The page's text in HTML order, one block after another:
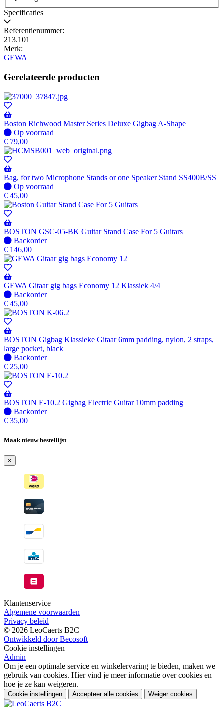
verzonden
beschikbaar
Specificaties
Referentienummer:
213.101
Merk:
GEWA
Gerelateerde producten
Boston Richwood Master Series Deluxe Gigbag A-Shape
Op
voorraad
Op voorraad
€ 79,00
Bag, for two Microphone Stands or one Speaker Stand SS400B/SS
Op
voorraad
Op voorraad
€ 45,00
BOSTON GSC-05-BK Guitar Stand Case For 5 Guitars
Niet
op
voorraad
-
Wordt
verzonden
wanneer
beschikbaar
Backorder
€ 146,00
GEWA Gitaar gig bags Economy 12 Klassiek 4/4
Niet
op
voorraad
-
Wordt
verzonden
wanneer
beschikbaar
Backorder
€ 45,00
BOSTON Gigbag Klassieke Gitaar 6mm padding, nylon, 2 straps,
large pocket, black
Niet
op
voorraad
-
Wordt
verzonden
wanneer
beschikbaar
Backorder
€ 25,00
BOSTON E-10.2 Gigbag Electric Guitar 10mm padding
Niet
op
-
verzonden
wanneer
beschikbaar
Backorder
€ 35,00
Maak nieuw bestellijst
×
Klantenservice
Algemene voorwaarden
Privacy beleid
© 2026 LeoCaerts B2C
Ontwikkeld door Becosoft
Cookie instellingen
Admin
Om je een optimale service en winkelervaring te bieden, maken we
gebruik van cookies. Hier vind je meer informatie over cookies en
hoe je ze kan weigeren.
Cookie instellingen Accepteer alle cookies Weiger cookies